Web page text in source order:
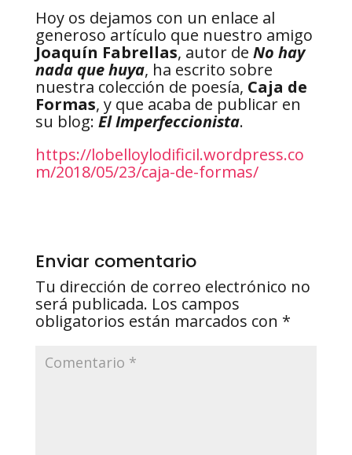
Hoy os dejamos con un enlace al
generoso artículo que nuestro amigo
Joaquín Fabrellas, autor de No hay
nada que huya, ha escrito sobre
nuestra colección de poesía, Caja de
Formas, y que acaba de publicar en
su blog: El Imperfeccionista.
https://lobelloylodificil.wordpress.co
m/2018/05/23/caja-de-formas/
Enviar comentario
Tu dirección de correo electrónico no
será publicada. Los campos
obligatorios están marcados con *